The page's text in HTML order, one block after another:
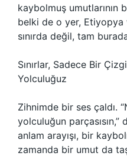
kaybolmuş umutlarının
belki de o yer, Etiyopya
sınırda değil, tam
Sınırlar, Sadece Bir
Yolculuğuz
Zihnimde bir ses çaldı.
yolculuğun
anlam arayışı, bir
zamanda bir umut da